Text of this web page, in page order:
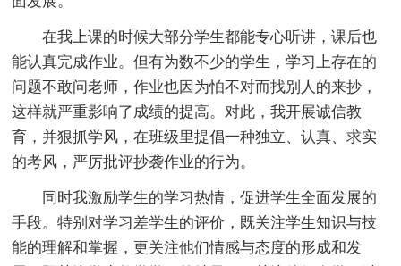
在我上课的时候大部分学生都能专心听讲，课后也
能认真完成作业。但有为数不少的学生，学习上存在的
问题不敢问老师，作业也因为怕不对而找别人的来抄，
这样就严重影响了成绩的提高。对此，我开展诚信教
育，并狠抓学风，在班级里提倡一种独立、认真、求实
的考风，严厉批评抄袭作业的行为。
同时我激励学生的学习热情，促进学生全面发展的
手段。特别对学习差学生的评价，既关注学生知识与技
能的理解和掌握，更关注他们情感与态度的形成和发